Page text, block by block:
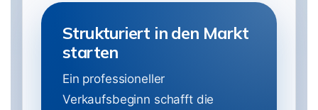
Strukturiert in den Markt
starten
Ein professioneller
Verkaufsbeginn schafft die